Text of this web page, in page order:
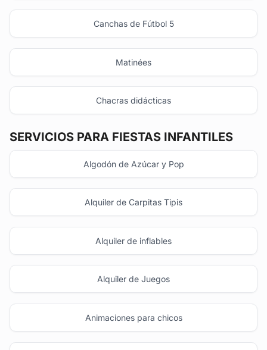
Canchas de Fútbol 5
Matinées
Chacras didácticas
SERVICIOS PARA FIESTAS INFANTILES
Algodón de Azúcar y Pop
Alquiler de Carpitas Tipis
Alquiler de inflables
Alquiler de Juegos
Animaciones para chicos